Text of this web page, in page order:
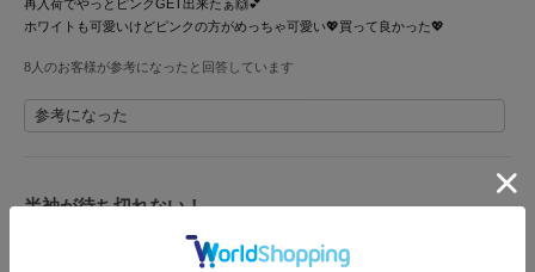
LILY BROWN
LILY BROWN Lingerie
リリーブラウンランジェリー
再入荷でやっとピンクGET出来たぁ🙌💕
ホワイトも可愛いけどピンクの方がめっちゃ可愛い💖買って良かった💖
8人のお客様が参考になったと回答しています
参考になった
半袖が待ち切れない！
投稿日 2026年3月9日